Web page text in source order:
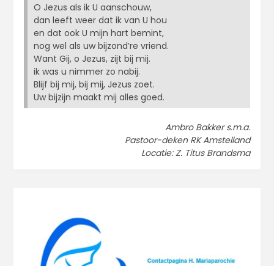
O Jezus als ik U aanschouw,
dan leeft weer dat ik van U hou
en dat ook U mijn hart bemint,
nog wel als uw bijzond’re vriend.
Want Gij, o Jezus, zijt bij mij.
ik was u nimmer zo nabij.
Blijf bij mij, bij mij, Jezus zoet.
Uw bijzijn maakt mij alles goed.
Ambro Bakker s.m.a.
Pastoor-deken RK Amstelland
Locatie: Z. Titus Brandsma